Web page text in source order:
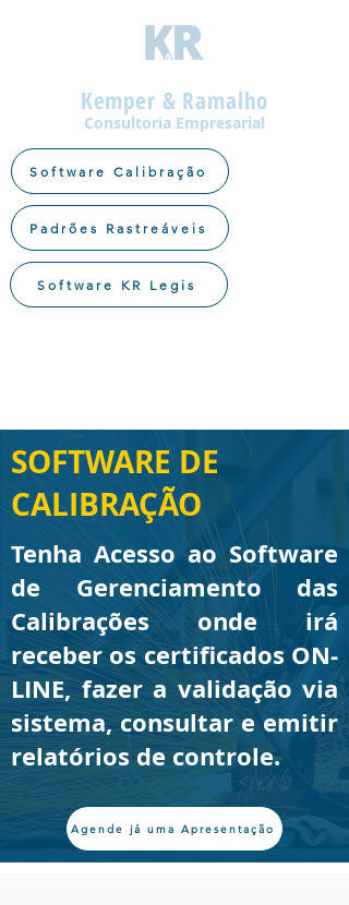
Kemper & Ramalho
Consultoria Empresarial
Software Calibração
Padrões Rastreáveis
Software KR Legis
SOFTWARE DE
CALIBRAÇÃO
Tenha Acesso ao Software
de Gerenciamento das
Calibrações onde irá
receber os certificados ON-
LINE, fazer a validação via
sistema, consultar e emitir
relatórios de controle.
Agende já uma Apresentação